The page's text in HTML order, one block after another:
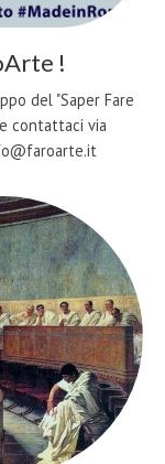
!
del "Saper Fare
contattaci via